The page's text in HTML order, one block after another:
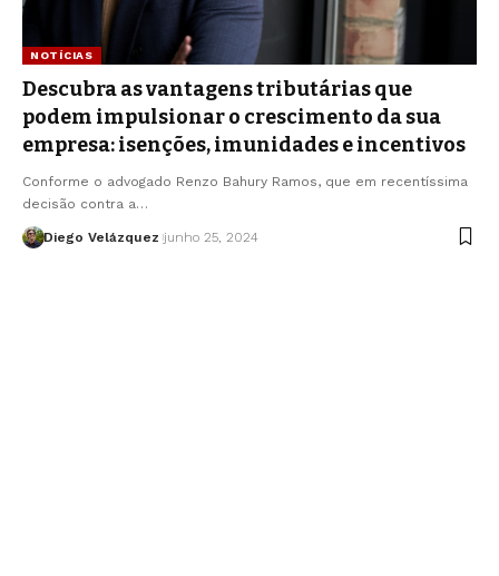
NOTÍCIAS
Descubra as vantagens tributárias que
podem impulsionar o crescimento da sua
empresa: isenções, imunidades e incentivos
Conforme o advogado Renzo Bahury Ramos, que em recentíssima
decisão contra a…
Diego Velázquez junho 25, 2024